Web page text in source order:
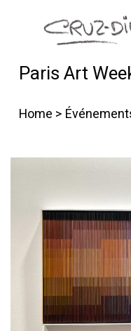
Skip
ACCUEIL
RGB
CONTACT
French
Paris Art
Home >